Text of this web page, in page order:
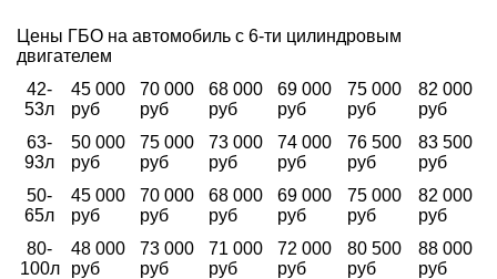
Цены ГБО на автомобиль с 6-ти цилиндровым
двигателем
42-
53л
45 000
руб
70 000
руб
68 000
руб
69 000
руб
75 000
руб
82 000
руб
63-
93л
50 000
руб
75 000
руб
73 000
руб
74 000
руб
76 500
руб
83 500
руб
50-
65л
45 000
руб
70 000
руб
68 000
руб
69 000
руб
75 000
руб
82 000
руб
80-
100л
48 000
руб
73 000
руб
71 000
руб
72 000
руб
80 500
руб
88 000
руб